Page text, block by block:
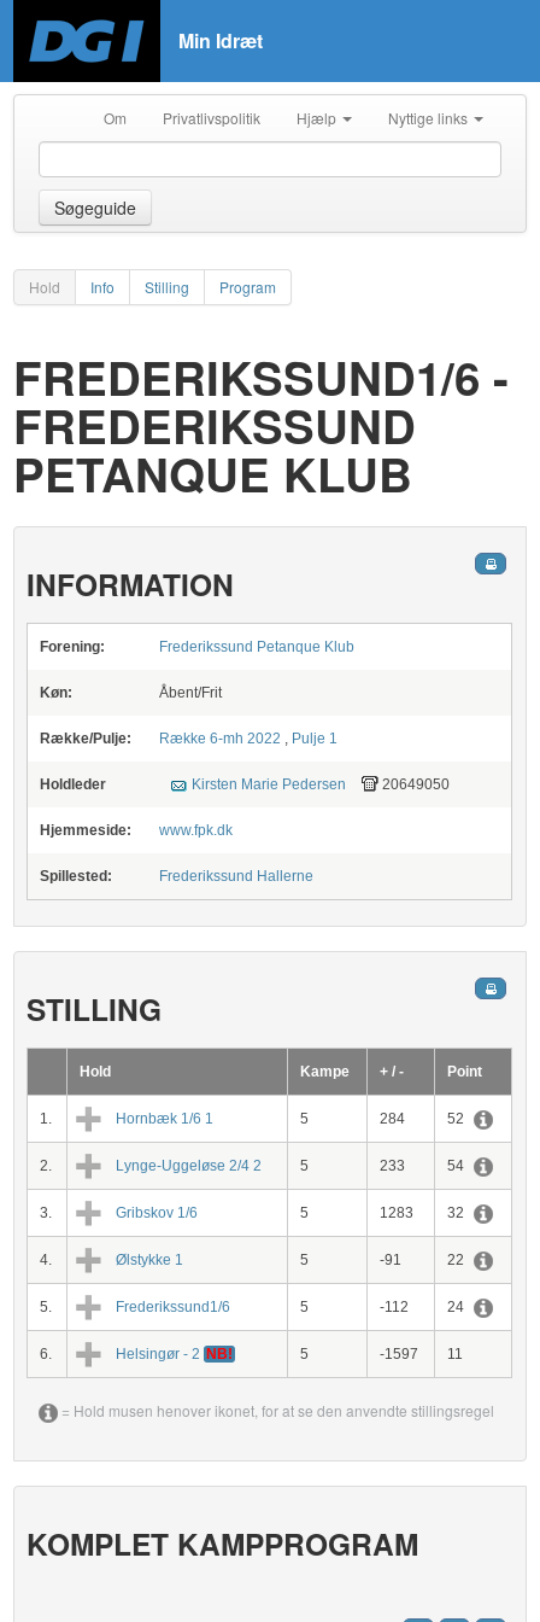
Min Idræt
Om Privatlivspolitik Hjælp Nyttige links
Søgeguide
Hold Info Stilling Program
FREDERIKSSUND1/6 -
FREDERIKSSUND
PETANQUE KLUB
INFORMATION
Forening: Frederikssund Petanque Klub
Køn: Åbent/Frit
Række/Pulje: Række 6-mh 2022 , Pulje 1
Holdleder Kirsten Marie Pedersen 20649050
Hjemmeside: www.fpk.dk
Spillested: Frederikssund Hallerne
STILLING
Hold Kampe + / - Point
1. Hornbæk 1/6 1 5 284 52
2. Lynge-Uggeløse 2/4 2 5 233 54
3. Gribskov 1/6 5 1283 32
4. Ølstykke 1 5 -91 22
5. Frederikssund1/6 5 -112 24
6. Helsingør - 2 NB! 5 -1597 11
= Hold musen henover ikonet, for at se den anvendte stillingsregel
KOMPLET KAMPPROGRAM